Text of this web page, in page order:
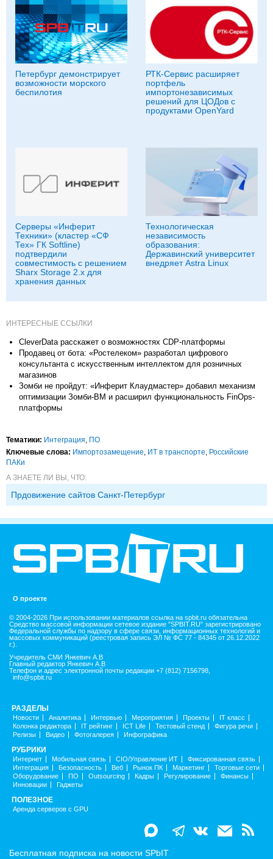
Петербург демонстрирует
возможности морского
беспилотия
РТК-Сервис расширяет
портфель
импортонезависимых
решений для ЦОДов с
продуктами OpenYard
Серверы «Инферит
Техники» (кластер «СФ
Тех» ГК Softline)
подтвердили
совместимость с решением
Sharx Storage 2.x для
хранения данных
Технологическая
независимость
образования:
Державинский университет
внедряет Astra Linux
ИНТЕРЕСНЫЕ ССЫЛКИ
CleverData расскажет о возможностях CDP-платформы
Продавец от бота: «Ростелеком» разработал цифрового
консультанта с искусственным интеллектом для розничных
магазинов
Зомби не пройдут: «Инферит Клаудмастер» добавил механизм
оптимизации Зомби-ВМ и расширил функциональность FinOps-
платформы
Тематики: Интеграция ПО
Ключевые слова: Импорто­замещение ИТ в транспорте Российские
ПАКи
А ЗНАЕТЕ ЛИ ВЫ, ЧТО:
Прдовижение сайтов Санкт-Петербург
О проекте
© 2004-2026 При использовании материалов ссылка на spbit.ru обязательна
Средство массовой информации сетевое издание "SPBIT.RU" зарегистрировано
Федеральной службы по надзору в сфере связи, информационных технологий и
массовых коммуникаций (реестровая запись ЭЛ № ФС 77 - 84345 от 26.12.2022
г.).
Учредитель СМИ Янкевич А.В
Главный редактор Янкевич А.В
Телефон и адрес электронной почты редакции +7 (812) 7156798,
info@spbit.ru
РАЗДЕЛЫ
Новости Аналитика Интервью Мероприятия Проекты
IT класс
Колонка редактора
IT рейтинг ICT Life Тестовый стенд
Фигура речи
Релизы
Видео Фотогалерея Инфографика
РУБРИКИ
Интернет Мобильная связь CIO/Управление ИТ
Фиксированная связь
Интеграция
Безопасность Веб Рынок ПК Маркетинг
Торговые сети
Оборудование
ПО Outsourcing Кадры Регулирование
Финансы
Инновации
Гаджеты
ПОЛЕЗНОЕ
Аренда серверов с GPU
Бесплатная подписка на новости SPbIT